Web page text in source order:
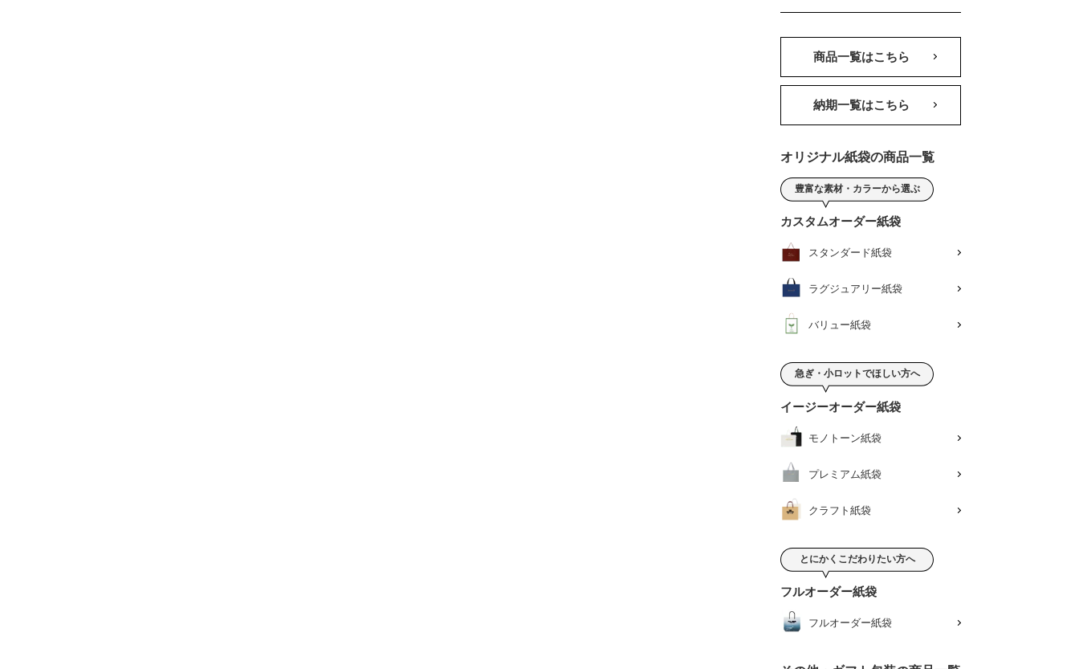
商品一覧はこちら
納期一覧はこちら
オリジナル紙袋の商品一覧
豊富な素材・カラーから選ぶ
カスタムオーダー紙袋
スタンダード紙袋
ラグジュアリー紙袋
バリュー紙袋
急ぎ・小ロットでほしい方へ
イージーオーダー紙袋
モノトーン紙袋
プレミアム紙袋
クラフト紙袋
とにかくこだわりたい方へ
フルオーダー紙袋
フルオーダー紙袋